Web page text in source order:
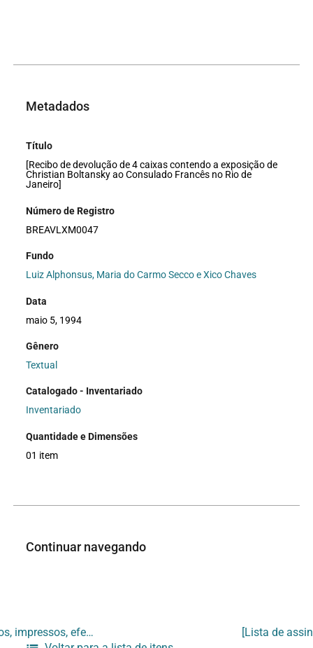
Metadados
Título
[Recibo de devolução de 4 caixas contendo a exposição de
Christian Boltansky ao Consulado Francês no Rio de
Janeiro]
Número de Registro
BREAVLXM0047
Fundo
Luiz Alphonsus, Maria do Carmo Secco e Xico Chaves
Data
maio 5, 1994
Gênero
Textual
Catalogado - Inventariado
Inventariado
Quantidade e Dimensões
01 item
Continuar navegando
[Folder da exposição “Christian Boltanski: livros, impressos, efeméridos, 1966 – 1991”]